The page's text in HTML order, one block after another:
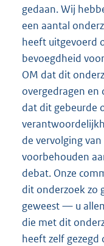
gedaan. Wij
een aantal
heeft uitgevoerd
bevoegdheid
OM dat dit
overgedragen en
dat dit gebeurde
de vervolging
voorbehouden
debat. Onze
dit onderzoek zo
geweest — u
die met dit
heeft zelf